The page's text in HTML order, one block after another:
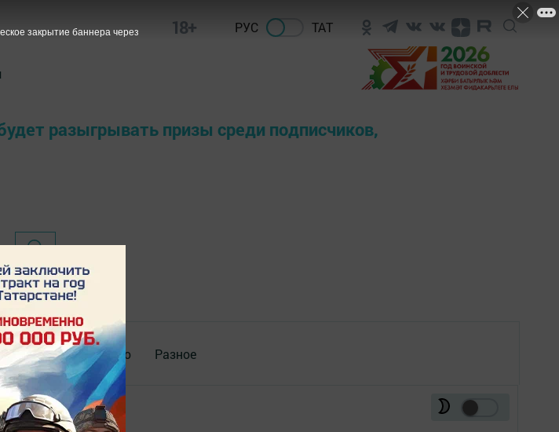
18+ РУС ТАТ
разыгрывать призы среди подписчиков,
Актуальное видео Разное
закрытие баннера через